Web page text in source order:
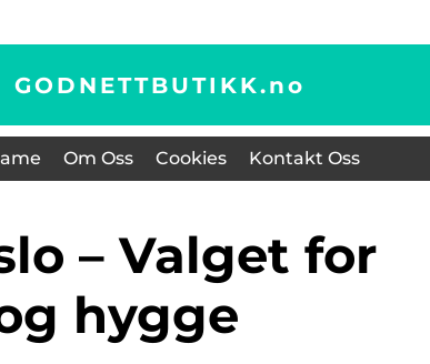
GODNETTBUTIKK.no
Om Oss Cookies Kontakt Oss
hygge